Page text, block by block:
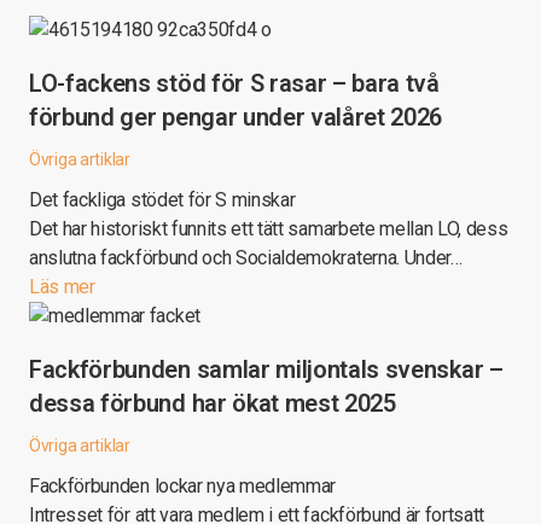
LO-fackens stöd för S rasar – bara två
förbund ger pengar under valåret 2026
Övriga artiklar
Det fackliga stödet för S minskar
Det har historiskt funnits ett tätt samarbete mellan LO, dess
anslutna fackförbund och Socialdemokraterna. Under…
Läs mer
Fackförbunden samlar miljontals svenskar –
dessa förbund har ökat mest 2025
Övriga artiklar
Fackförbunden lockar nya medlemmar
Intresset för att vara medlem i ett fackförbund är fortsatt